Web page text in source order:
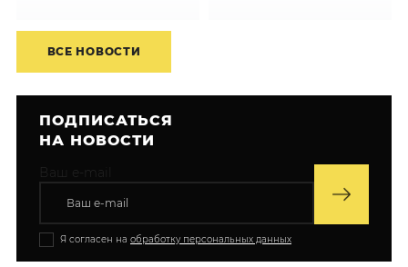
ВСЕ НОВОСТИ
ПОДПИСАТЬСЯ
НА НОВОСТИ
Ваш e-mail
Я согласен на обработку персональных данных